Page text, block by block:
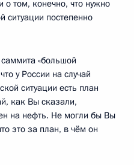
о том, конечно, что нужно
ситуации постепенно
«большой
у России на случай
ситуации есть план
как Вы сказали,
на нефть. Не могли бы Вы
это за план, в чём он